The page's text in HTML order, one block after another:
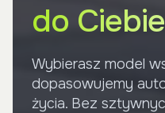
Kontakt
do Ciebie
Wybierasz model
dopasowujemy
życia. Bez